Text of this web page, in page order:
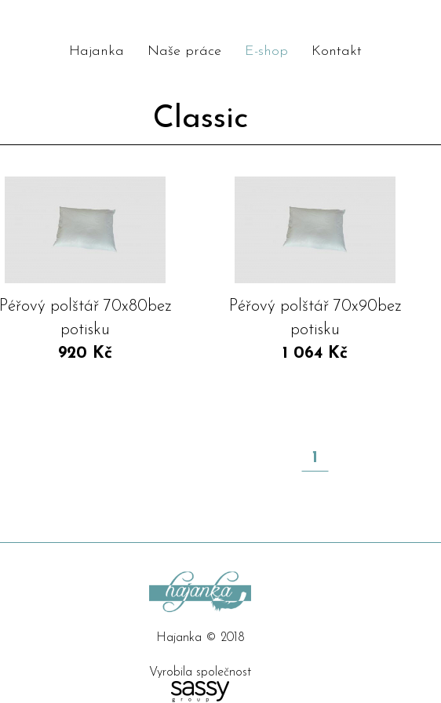
Hajanka Naše práce E-shop Kontakt
Classic
Péřový polštář 70x80bez
potisku
920 Kč
Péřový polštář 70x90bez
potisku
1 064 Kč
1
Hajanka © 2018
Vyrobila společnost